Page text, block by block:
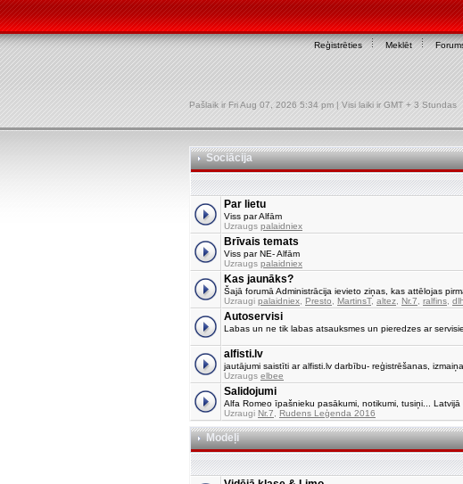
Reģistrēties Meklēt
Pašlaik ir Fri Aug 07, 2026 5:34 pm | Visi laiki ir GMT + 3 Stundas
Sociācija
Par lietu
Viss par Alfām
Uzraugs palaidniex
Brīvais temats
Viss par NE- Alfām
Uzraugs palaidniex
Kas jaunāks?
Šajā forumā Administrācija ievieto ziņas, kas attēlojas
Uzraugi palaidniex Presto MartinsT, altez Nr.7 ralfins
Autoservisi
Labas un ne tik labas atsauksmes un pieredzes ar
alfisti.lv
jautājumi saistīti ar alfisti.lv darbību- reģistrēšanas,
Uzraugs elbee
Salidojumi
Alfa Romeo īpašnieku pasākumi, notikumi, tusiņi... Latvijā
Uzraugi Nr.7 Rudens Leģenda 2016
Modeļi